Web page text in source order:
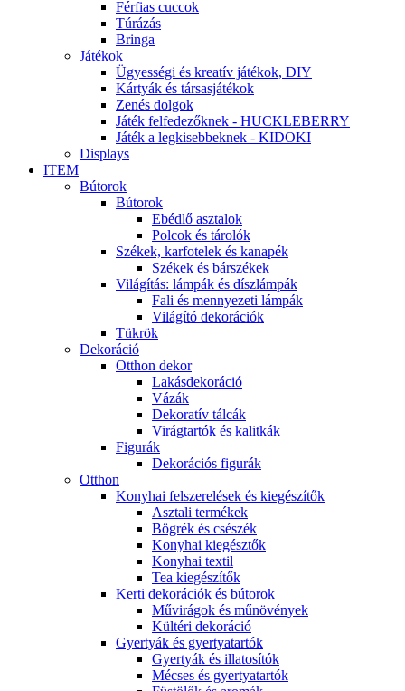
Férfias cuccok
Túrázás
Bringa
Játékok
Ügyességi és kreatív játékok, DIY
Kártyák és társasjátékok
Zenés dolgok
Játék felfedezőknek - HUCKLEBERRY
Játék a legkisebbeknek - KIDOKI
Displays
ITEM
Bútorok
Bútorok
Ebédlő asztalok
Polcok és tárolók
Székek, karfotelek és kanapék
Székek és bárszékek
Világítás: lámpák és díszlámpák
Fali és mennyezeti lámpák
Világító dekorációk
Tükrök
Dekoráció
Otthon dekor
Lakásdekoráció
Vázák
Dekoratív tálcák
Virágtartók és kalitkák
Figurák
Dekorációs figurák
Otthon
Konyhai felszerelések és kiegészítők
Asztali termékek
Bögrék és csészék
Konyhai kiegésztők
Konyhai textil
Tea kiegészítők
Kerti dekorációk és bútorok
Művirágok és műnövények
Kültéri dekoráció
Gyertyák és gyertyatartók
Gyertyák és illatosítók
Mécses és gyertyatartók